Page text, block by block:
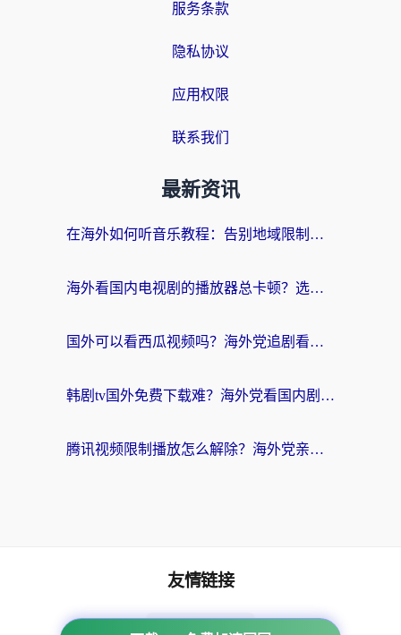
服务条款
隐私协议
应用权限
联系我们
最新资讯
在海外如何听音乐教程：告别地域限制，随时听见国内的声音
海外看国内电视剧的播放器总卡顿？选对回国加速器才是关键
国外可以看西瓜视频吗？海外党追剧看片的终极解决方案
韩剧tv国外免费下载难？海外党看国内剧的加速器选择指南（附实用技巧）
腾讯视频限制播放怎么解除？海外党亲测有效的回国加速指南
友情链接
海外回国加速器